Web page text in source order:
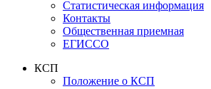
Статистическая информация
Контакты
Общественная приемная
ЕГИССО
КСП
Положение о КСП